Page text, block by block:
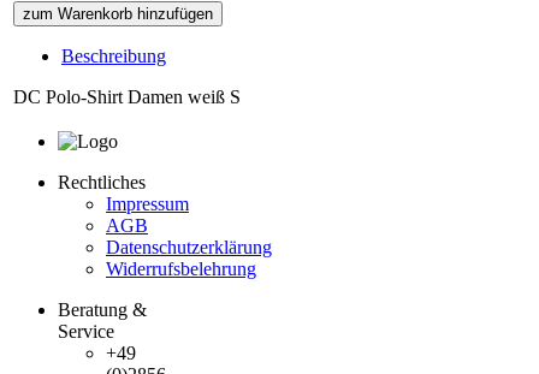
Beschreibung
DC Polo-Shirt Damen weiß S
Rechtliches
Impressum
AGB
Datenschutzerklärung
Widerrufsbelehrung
Beratung &
Service
+49